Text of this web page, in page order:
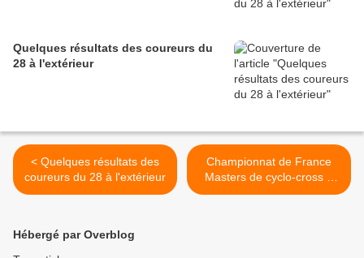
Quelques résultats des coureurs du
28 à l'extérieur
< Quelques résultats des
coureurs du 28 à l'extérieur
Championnat de France
Masters de cyclo-cross à
Auxerre, Maxime Giradin
Hébergé par Overblog